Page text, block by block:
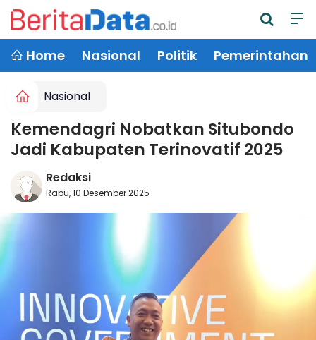
Home Nasional Politik Pemerintahan
Nasional
Kemendagri Nobatkan Situbondo
Jadi Kabupaten Terinovatif 2025
Redaksi
Rabu, 10 Desember 2025